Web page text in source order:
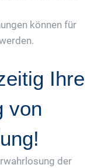
können für
Ihre
von
der